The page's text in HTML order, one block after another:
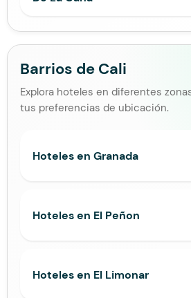
Barrios de Cali
Explora hoteles en diferentes
tus preferencias de ubicación.
Hoteles en Granada
Hoteles en El Peñon
Hoteles en El Limonar